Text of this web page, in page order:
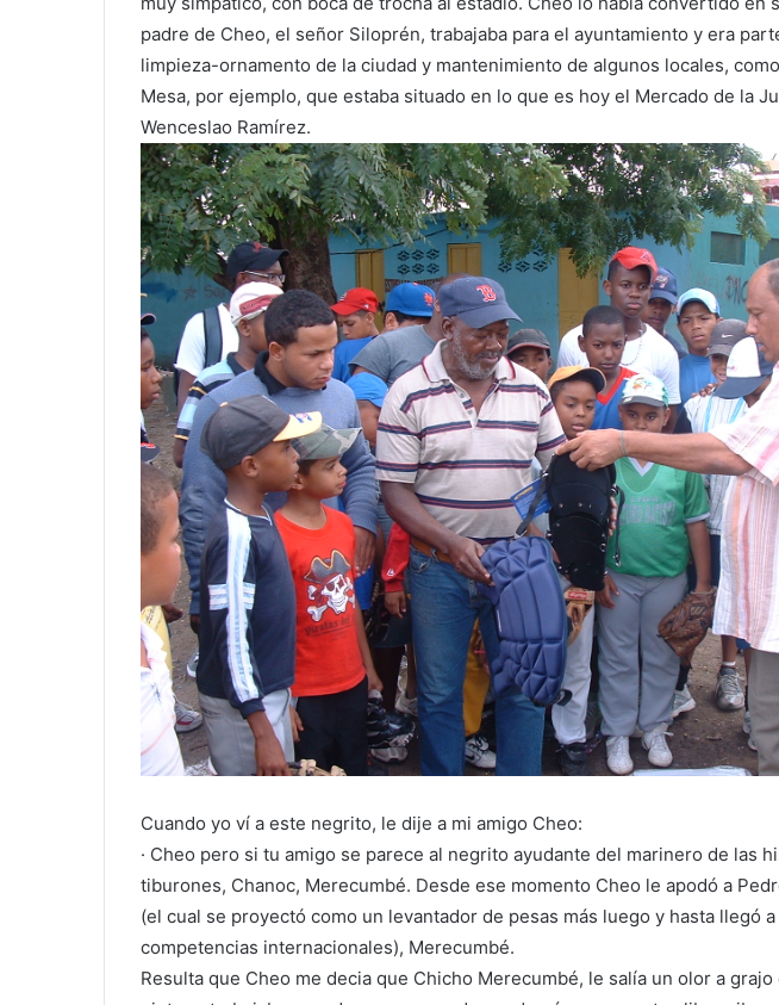
padre de Cheo, el señor Siloprén, trabajaba para el ayuntamiento y era
limpieza-ornamento de la ciudad y mantenimiento de algunos locales,
Mesa, por ejemplo, que estaba situado en lo que es hoy el Mercado de la
Wenceslao Ramírez.
Cuando yo ví a este negrito, le dije a mi amigo Cheo:
· Cheo pero si tu amigo se parece al negrito ayudante del marinero de las
tiburones, Chanoc, Merecumbé. Desde ese momento Cheo le apodó a
(el cual se proyectó como un levantador de pesas más luego y hasta llegó
competencias internacionales), Merecumbé.
Resulta que Cheo me decia que Chicho Merecumbé, le salía un olor a